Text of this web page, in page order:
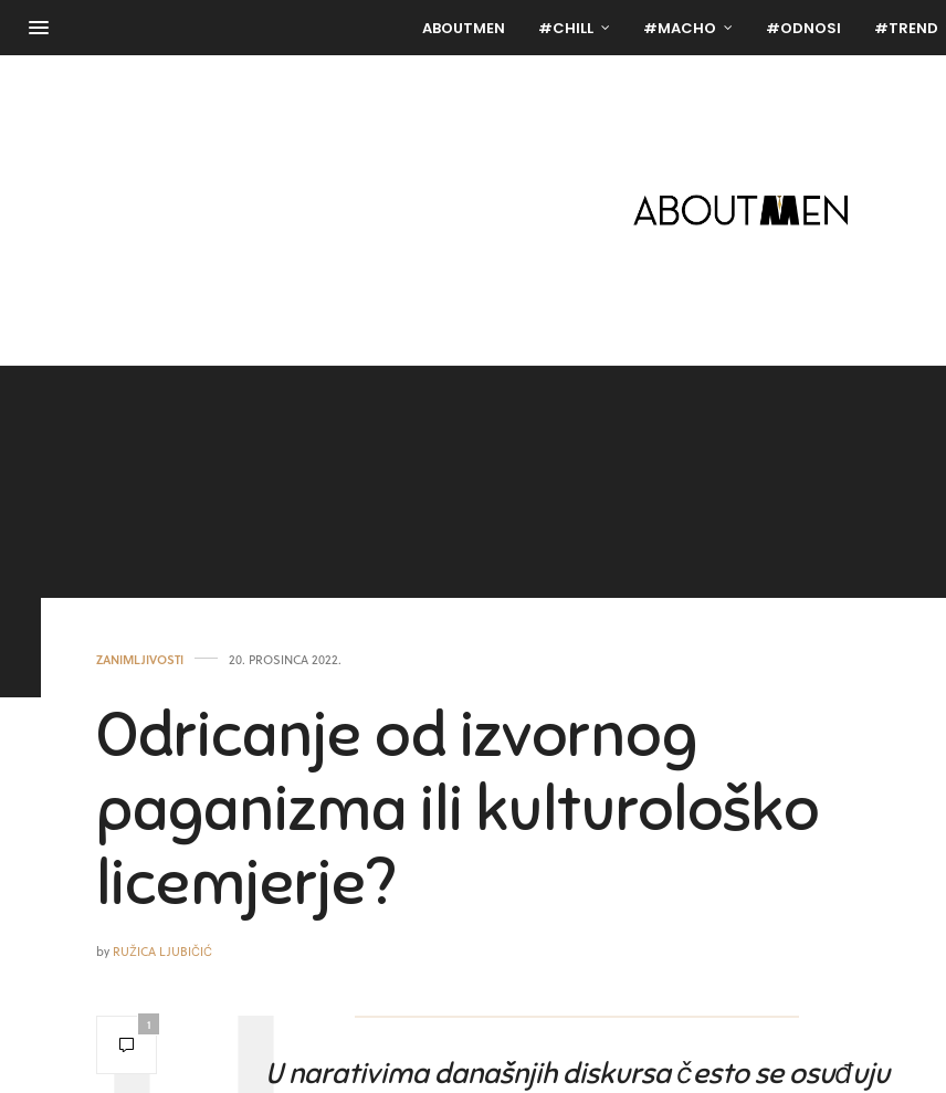
ABOUTMEN #CHILL #MACHO #ODNOSI #TREND
ZANIMLJIVOSTI 20. PROSINCA 2022.
Odricanje od izvornog
paganizma ili kulturološko
licemjerje?
by RUŽICA LJUBIČIĆ
1
U narativima današnjih diskursa često se osuđuju